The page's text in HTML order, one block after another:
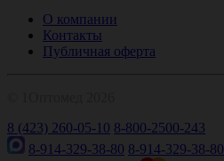
О компании
Контакты
Публичная оферта
8 (423) 260-05-10 8-800-2500-243
8-914-329-38-80 8-914-329-38-80